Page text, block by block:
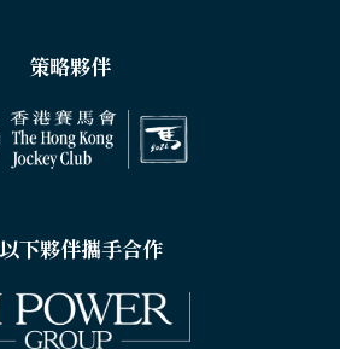
策略夥伴
下夥伴攜手合作